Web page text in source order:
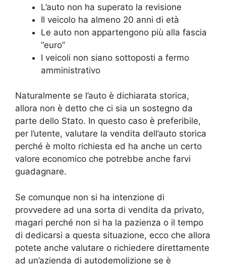
L’auto non ha superato la revisione
Il veicolo ha almeno 20 anni di età
Le auto non appartengono più alla fascia
“euro”
I veicoli non siano sottoposti a fermo
amministrativo
Naturalmente se l’auto è dichiarata storica,
allora non è detto che ci sia un sostegno da
parte dello Stato. In questo caso è preferibile,
per l’utente, valutare la vendita dell’auto storica
perché è molto richiesta ed ha anche un certo
valore economico che potrebbe anche farvi
guadagnare.
Se comunque non si ha intenzione di
provvedere ad una sorta di vendita da privato,
magari perché non si ha la pazienza o il tempo
di dedicarsi a questa situazione, ecco che allora
potete anche valutare o richiedere direttamente
ad un’azienda di autodemolizione se è